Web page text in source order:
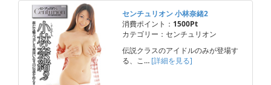
センチュリオン 小林奈緒2
消費ポイント： 1500Pt
カテゴリー：センチュリオン
伝説クラスのアイドルのみが登場す
る、こ… [詳細を見る]